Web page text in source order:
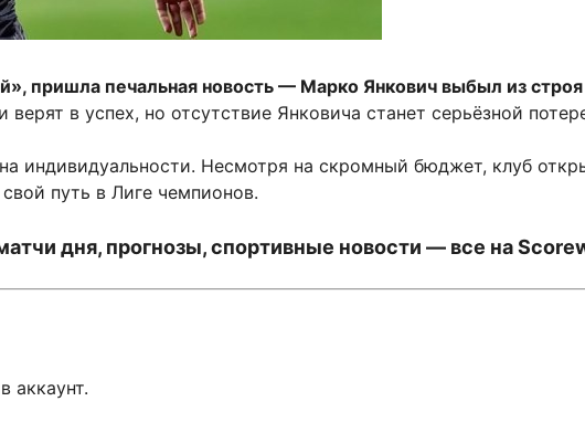
пришла печальная новость — Марко Янкович выбыл из
в успех, но отсутствие Янковича станет серьёзной
индивидуальности. Несмотря на скромный бюджет, клуб
путь в Лиге чемпионов.
дня, прогнозы, спортивные новости — все на
аккаунт.